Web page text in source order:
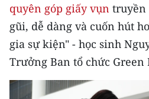
quyên góp giấy vụn truyền
gũi, dễ dàng và cuốn hút
gia sự kiện" - học sinh
Trưởng Ban tổ chức Green